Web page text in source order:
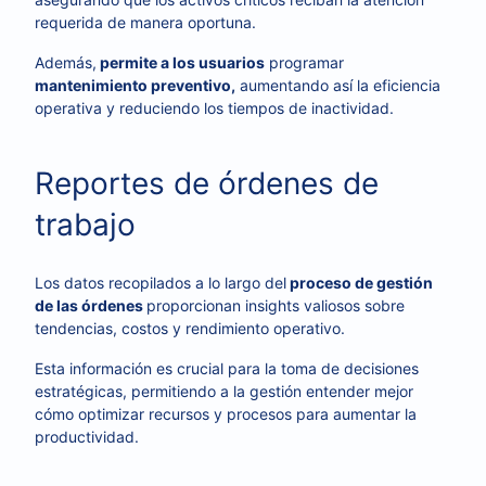
requerida de manera oportuna.
Además, permite a los usuarios programar
mantenimiento preventivo, aumentando así la eficiencia
operativa y reduciendo los tiempos de inactividad.
Reportes de órdenes de
trabajo
Los datos recopilados a lo largo delproceso de gestión
de las órdenes proporcionan insights valiosos sobre
tendencias, costos y rendimiento operativo.
Esta información es crucial para la toma de decisiones
estratégicas, permitiendo a la gestión entender mejor
cómo optimizar recursos y procesos para aumentar la
productividad.